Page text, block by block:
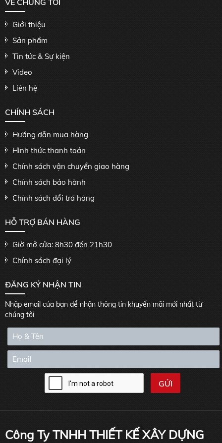
VỀ CHÚNG TÔI
Giới thiệu
Sản phẩm
Tin tức & Sự kiện
Video
Liên hệ
CHÍNH SÁCH
Hướng dẫn mua hàng
Hình thức thanh toán
Chính sách vận chuyển giao hàng
Chính sách bảo hành
Chính sách đổi trả hàng
HỖ TRỢ BÁN HÀNG
Giờ mở cửa: 8h30 đến 21h30
Chính sách đại lý
ĐĂNG KÝ NHẬN TIN
Nhập email của bạn để nhận thông tin khuyến mãi mới nhất từ
chúng tôi
Công Ty TNHH THIẾT KẾ XÂY DỰNG